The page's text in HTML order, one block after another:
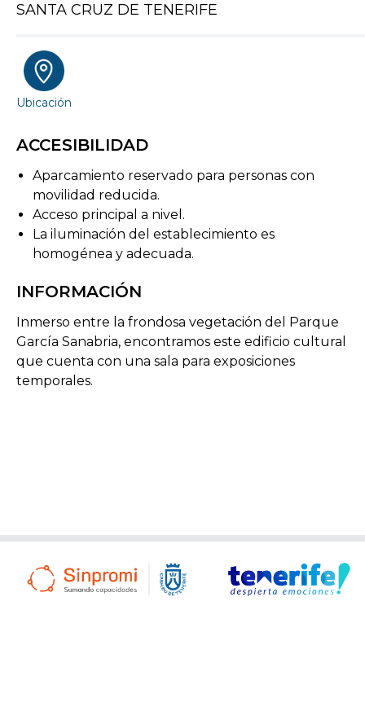
SANTA CRUZ DE TENERIFE
Ubicación
ACCESIBILIDAD
Aparcamiento reservado para personas con
movilidad reducida.
Acceso principal a nivel.
La iluminación del establecimiento es
homogénea y adecuada.
INFORMACIÓN
Inmerso entre la frondosa vegetación del Parque
García Sanabria, encontramos este edificio cultural
que cuenta con una sala para exposiciones
temporales.